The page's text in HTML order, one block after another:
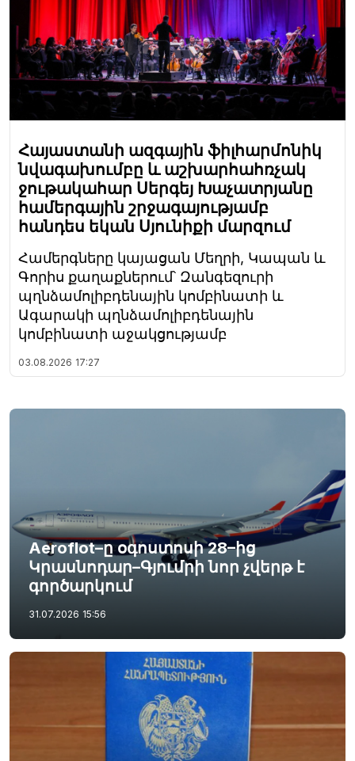
Հայաստանի ազգային ֆիլհարմոնիկ
նվագախումբը և աշխարհահռչակ
ջութակահար Սերգեյ Խաչատրյանը
համերգային շրջագայությամբ
հանդես եկան Սյունիքի մարզում
Համերգները կայացան Մեղրի, Կապան և
Գորիս քաղաքներում՝ Զանգեզուրի
պղնձամոլիբդենային կոմբինատի և
Ագարակի պղնձամոլիբդենային
կոմբինատի աջակցությամբ
03.08.2026 17:27
Aeroflot–ը օգոստոսի 28–ից
Կրասնոդար–Գյումրի նոր չվերթ է
գործարկում
31.07.2026 15:56